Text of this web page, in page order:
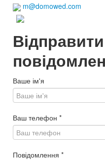
m@domowed.com
Відправити
Ваше ім'я
Ваш телефон *
Повідомлення *